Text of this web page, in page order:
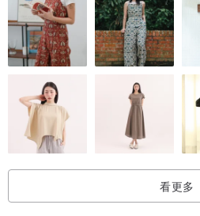
✴️由於平台無自取選項，因此下單時
請注意 : 非代表使用Lalamove為免運
參考以下說明)
③Lalamove 【限雙北地區使用 / 非免
✴️運費設定=0 ; 請注意 : 非代表使用
看更多